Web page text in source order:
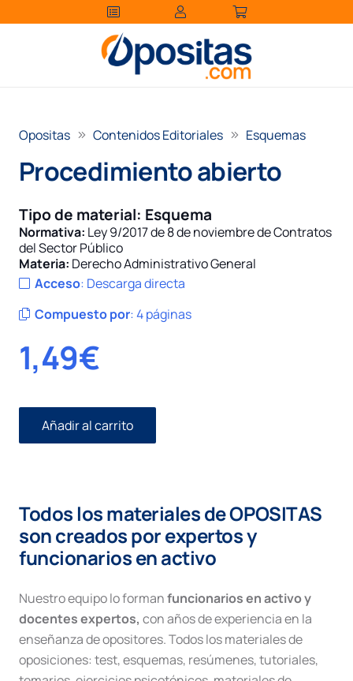
Opositas Contenidos Editoriales Esquemas
Procedimiento abierto
Tipo de material: Esquema
Normativa: Ley 9/2017 de 8 de noviembre de Contratos
del Sector Público
Materia: Derecho Administrativo General
Acceso: Descarga directa
Compuesto por:4 páginas
1,49€
Procedimiento
abierto
Añadir al carrito
Todos los materiales de OPOSITAS
son creados por expertos y
funcionarios en activo
Nuestro equipo lo formanfuncionarios en activo y
docentes expertos, con años de experiencia en la
enseñanza de opositores. Todos los materiales de
oposiciones: test, esquemas, resúmenes, tutoriales,